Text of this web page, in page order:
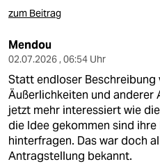
zum Beitrag
Mendou
02.07.2026 , 06:54 Uhr
Statt endloser Beschreibung
Äußerlichkeiten und anderer
jetzt mehr interessiert wie
die Idee gekommen sind
hinterfragen. Das war doch
Antragstellung bekannt.